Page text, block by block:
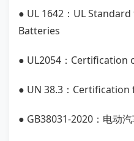
● UL 1642：UL
Batteries
● UL2054：
● UN 38.3：
● GB38031-2020：电动